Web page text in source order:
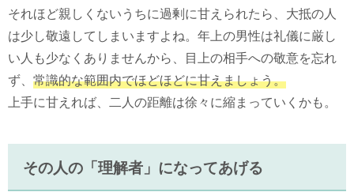
それほど親しくないうちに過剰に甘えられたら、大抵の人
は少し敬遠してしまいますよね。年上の男性は礼儀に厳し
い人も少なくありませんから、目上の相手への敬意を忘れ
ず、 常識的な範囲内でほどほどに甘えましょう。
上手に甘えれば、二人の距離は徐々に縮まっていくかも。
その人の「理解者」になってあげる